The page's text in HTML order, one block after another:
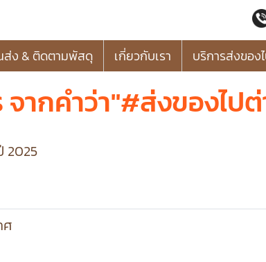
ส่ง & ติดตามพัสดุ เกี่ยวกับเรา บริการส่งของ
ากคำว่า"#ส่งของไปต่
2025
ศ